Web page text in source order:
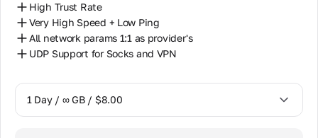
High Trust Rate
Very High Speed + Low Ping
All network params 1:1 as provider's
UDP Support for Socks and VPN
1 Day / ∞ GB / $8.00